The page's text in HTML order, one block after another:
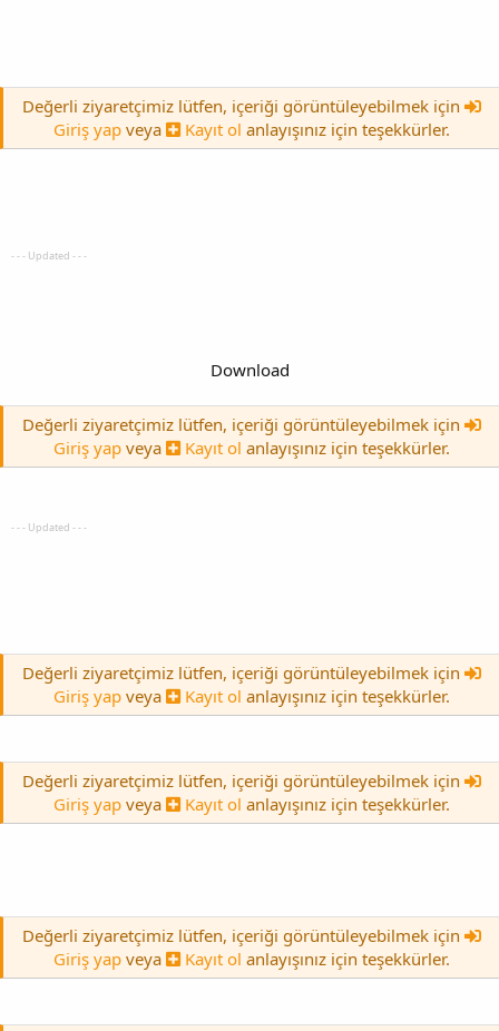
Değerli ziyaretçimiz lütfen, içeriği görüntüleyebilmek için
Giriş yap veya Kayıt ol anlayışınız için teşekkürler.
- - - Updated - - -
Download
Değerli ziyaretçimiz lütfen, içeriği görüntüleyebilmek için
Giriş yap veya Kayıt ol anlayışınız için teşekkürler.
- - - Updated - - -
Değerli ziyaretçimiz lütfen, içeriği görüntüleyebilmek için
Giriş yap veya Kayıt ol anlayışınız için teşekkürler.
Değerli ziyaretçimiz lütfen, içeriği görüntüleyebilmek için
Giriş yap veya Kayıt ol anlayışınız için teşekkürler.
Değerli ziyaretçimiz lütfen, içeriği görüntüleyebilmek için
Giriş yap veya Kayıt ol anlayışınız için teşekkürler.